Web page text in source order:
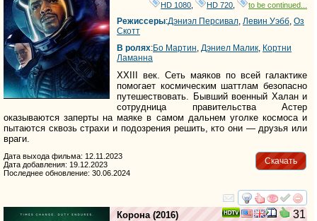
HD 1080 HD 720 to be continued...
Режиссеры:Дэниэл Персивал, Левин Уэбб, Оз
Скотт
В ролях:Бо Мартин, Дэниел Малик, Кортни
Ламанна
XXIII век. Сеть маяков по всей галактике
помогает космическим шаттлам безопасно
путешествовать. Бывший военный Халан и
сотрудница правительства Астер
оказываются заперты на маяке в самом дальнем уголке космоса и
пытаются сквозь страхи и подозрения решить, кто они — друзья или
враги.
Скачать
Дата выхода фильма: 12.11.2023
Дата добавления: 19.12.2023
Последнее обновление: 30.06.2024
смотреть
31
Корона(2016)